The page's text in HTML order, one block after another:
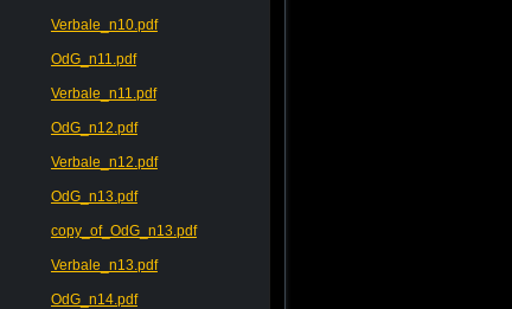
Verbale_n10.pdf
OdG_n11.pdf
Verbale_n11.pdf
OdG_n12.pdf
Verbale_n12.pdf
OdG_n13.pdf
copy_of_OdG_n13.pdf
Verbale_n13.pdf
OdG_n14.pdf